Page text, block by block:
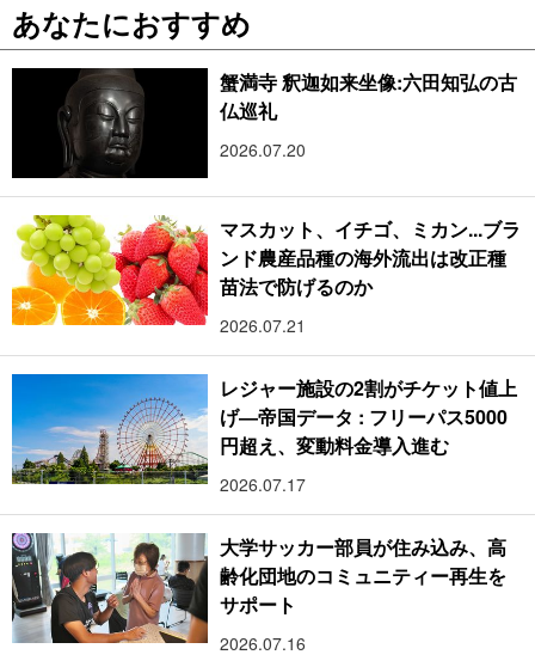
あなたにおすすめ
蟹満寺 釈迦如来坐像:六田知弘の古
仏巡礼
2026.07.20
マスカット、イチゴ、ミカン...ブラ
ンド農産品種の海外流出は改正種
苗法で防げるのか
2026.07.21
レジャー施設の2割がチケット値上
げ―帝国データ : フリーパス5000
円超え、変動料金導入進む
2026.07.17
大学サッカー部員が住み込み、高
齢化団地のコミュニティー再生を
サポート
2026.07.16